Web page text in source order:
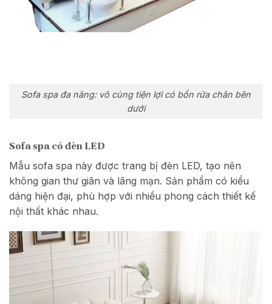
Sofa spa đa năng: vô cùng tiện lợi có bồn rửa chân bên
dưới
Sofa spa có đèn LED
Mẫu sofa spa này được trang bị đèn LED, tạo nên
không gian thư giãn và lãng mạn. Sản phẩm có kiểu
dáng hiện đại, phù hợp với nhiều phong cách thiết kế
nội thất khác nhau.